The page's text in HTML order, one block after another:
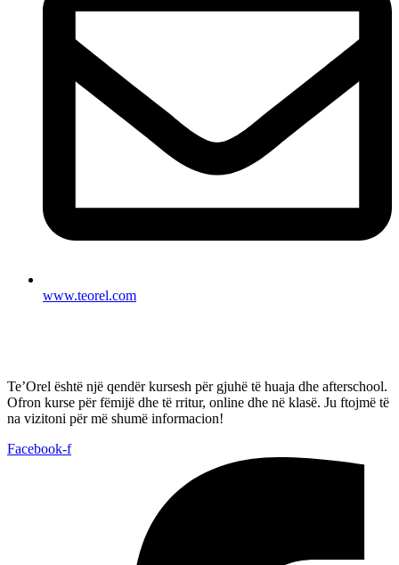
www.teorel.com
Te’Orel është një qendër kursesh për gjuhë të huaja dhe afterschool.
Ofron kurse për fëmijë dhe të rritur, online dhe në klasë. Ju ftojmë të
na vizitoni për më shumë informacion!
Facebook-f